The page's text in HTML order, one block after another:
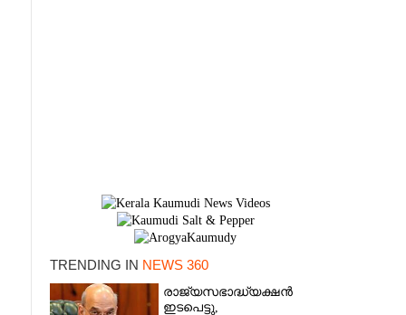
TRENDING IN NEWS 360
രാജ്യസഭാദ്ധ്യക്ഷൻ
ഇടപെട്ടു,
×